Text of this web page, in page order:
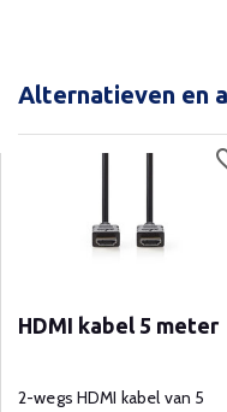
Alternatieven en
HDMI kabel 5 meter
2-wegs HDMI kabel van 5